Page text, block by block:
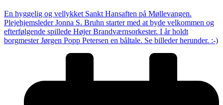
En hyggelig og vellykket Sankt Hansaften på Møllevangen.
Plejehjemsleder Jonna S. Bruhn starter med at byde velkommen og
efterfølgende spillede Højer Brandværnsorkester. I år holdt
borgmester Jørgen Popp Petersen en båltale. Se billeder herunder. :-)